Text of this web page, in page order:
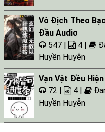
Vô Địch Theo
Đầu Audio
547 |
4 |
Huyền Huyễn
Vạn Vật Đều
72 |
4 |
Huyền Huyễn